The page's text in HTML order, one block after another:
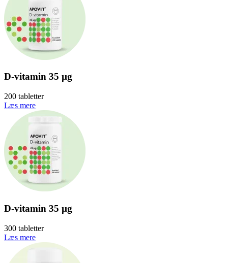
D-vitamin 35 µg
200 tabletter
Læs mere
D-vitamin 35 µg
300 tabletter
Læs mere